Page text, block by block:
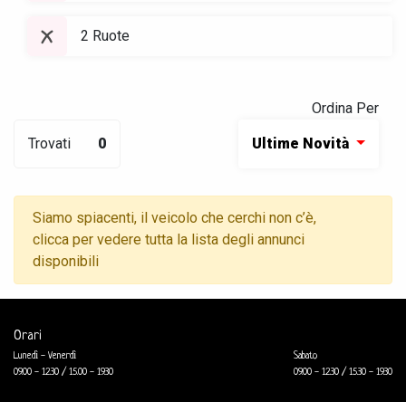
2 Ruote
Trovati 0
Ordina Per
Ultime Novità
Siamo spiacenti, il veicolo che cerchi non c’è,
clicca per vedere tutta la lista degli annunci
disponibili
Orari
Lunedì - Venerdì
09.00 - 12.30 / 15.00 - 19.30
Sabato
09.00 - 12.30 / 15.30 - 19.30